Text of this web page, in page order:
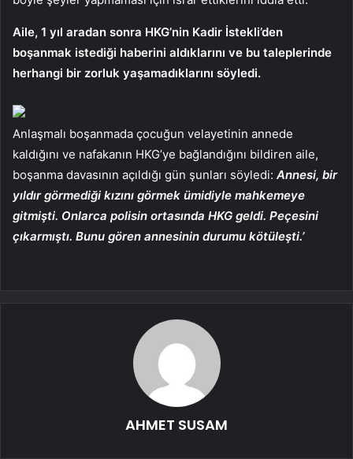
Aile, 1 yıl aradan sonra HKG’nin Kadir İstekli’den
boşanmak istediği haberini aldıklarını ve bu taleplerinde
herhangi bir zorluk yaşamadıklarını söyledi.
Anlaşmalı boşanmada çocuğun velayetinin annede
kaldığını ve nafakanın HKG’ye bağlandığını bildiren aile,
boşanma davasının açıldığı gün şunları söyledi: Annesi, bir
yıldır görmediği kızını görmek ümidiyle mahkemeye
gitmişti. Onlarca polisin ortasında HKG geldi. Peçesini
çıkarmıştı. Bunu gören annesinin durumu kötüleşti.’
AHMET SUSAM